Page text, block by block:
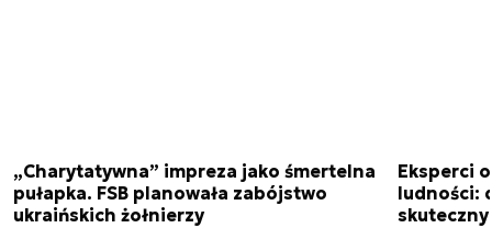
„Charytatywna” impreza jako śmertelna
pułapka. FSB planowała zabójstwo
ukraińskich żołnierzy
Eksperci
ludności:
skuteczny